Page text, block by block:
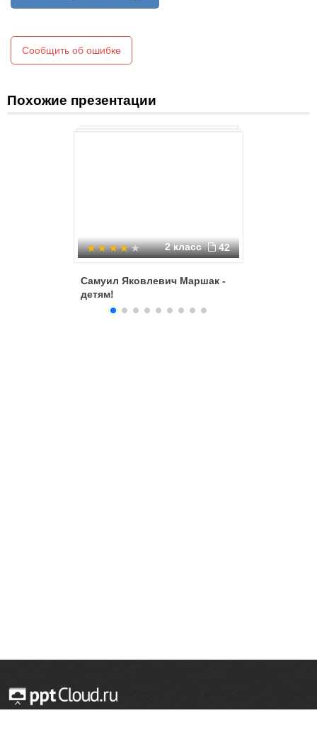
Сообщить об ошибке
Похожие презентации
2 класс 42
Самуил Яковлевич Маршак -
детям!